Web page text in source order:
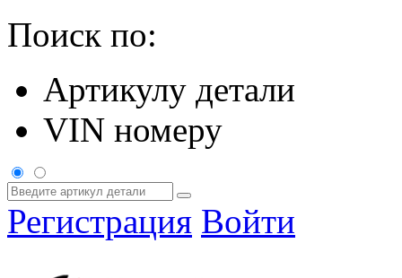
Поиск по:
Артикулу детали
VIN номеру
Регистрация Войти